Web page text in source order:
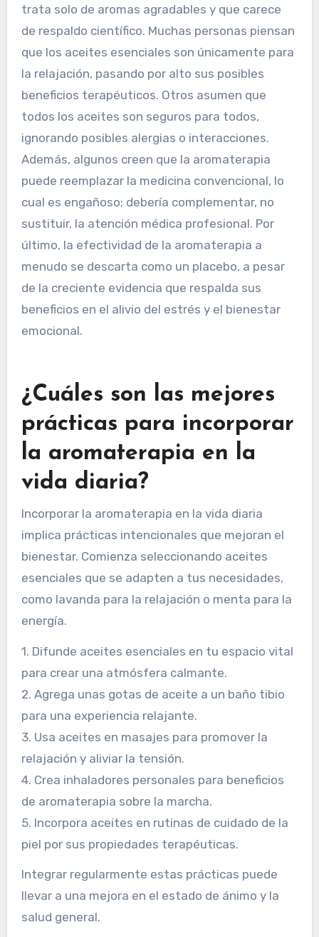
¿Qué conceptos erróneos
sobre la aromaterapia
deberían abordarse?
Los conceptos erróneos comunes sobre la
aromaterapia incluyen la creencia de que se
trata solo de aromas agradables y que carece
de respaldo científico. Muchas personas piensan
que los aceites esenciales son únicamente para
la relajación, pasando por alto sus posibles
beneficios terapéuticos. Otros asumen que
todos los aceites son seguros para todos,
ignorando posibles alergias o interacciones.
Además, algunos creen que la aromaterapia
puede reemplazar la medicina convencional, lo
cual es engañoso; debería complementar, no
menudo se descarta como un placebo, a pesar
de la creciente evidencia que respalda sus
beneficios en el alivio del estrés y el bienestar
emocional.
¿Cuáles son las mejores
prácticas para incorporar
la aromaterapia en la
vida diaria?
implica prácticas intencionales que mejoran el
bienestar. Comienza seleccionando aceites
esenciales que se adapten a tus necesidades,
como lavanda para la relajación o menta para la
energía.
1. Difunde aceites esenciales en tu espacio vital
para crear una atmósfera calmante.
2. Agrega unas gotas de aceite a un baño tibio
para una experiencia relajante.
relajación y aliviar la tensión.
4. Crea inhaladores personales para beneficios
de aromaterapia sobre la marcha.